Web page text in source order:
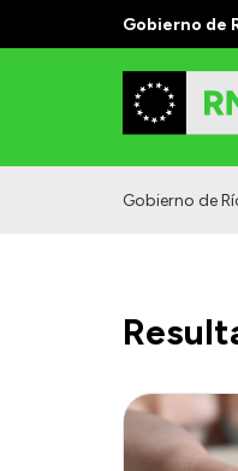
Gobierno de
Gobierno de